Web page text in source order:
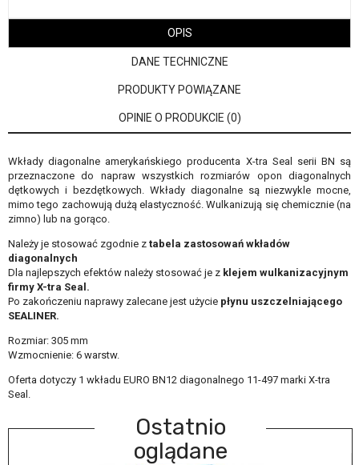
OPIS
DANE TECHNICZNE
PRODUKTY POWIĄZANE
OPINIE O PRODUKCIE (0)
Wkłady diagonalne amerykańskiego producenta X-tra Seal serii BN są
przeznaczone do napraw wszystkich rozmiarów opon diagonalnych
dętkowych i bezdętkowych. Wkłady diagonalne są niezwykle mocne,
mimo tego zachowują dużą elastyczność. Wulkanizują się chemicznie (na
zimno) lub na gorąco.
Należy je stosować zgodnie z tabela zastosowań wkładów
diagonalnych
Dla najlepszych efektów należy stosować je z klejem wulkanizacyjnym
firmy X-tra Seal.
Po zakończeniu naprawy zalecane jest użycie płynu uszczelniającego
SEALINER.
Rozmiar: 305 mm
Wzmocnienie: 6 warstw.
Oferta dotyczy 1 wkładu EURO BN12 diagonalnego 11-497 marki X-tra
Seal.
Ostatnio
oglądane